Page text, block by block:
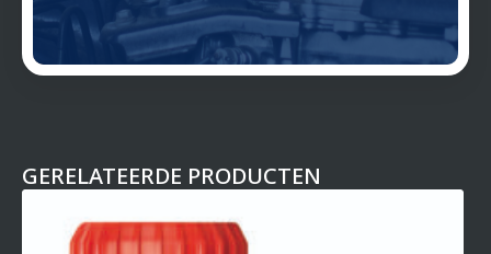
GERELATEERDE PRODUCTEN